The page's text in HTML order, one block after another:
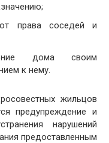
права соседей и
дома своим
к нему.
жильцов
предупреждение и
нарушений
предоставленным